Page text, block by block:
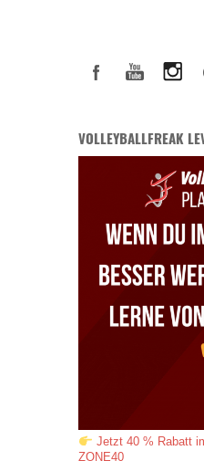
VOLLEYBALLFREAK
Jetzt 40 % Rabatt
ZONE40